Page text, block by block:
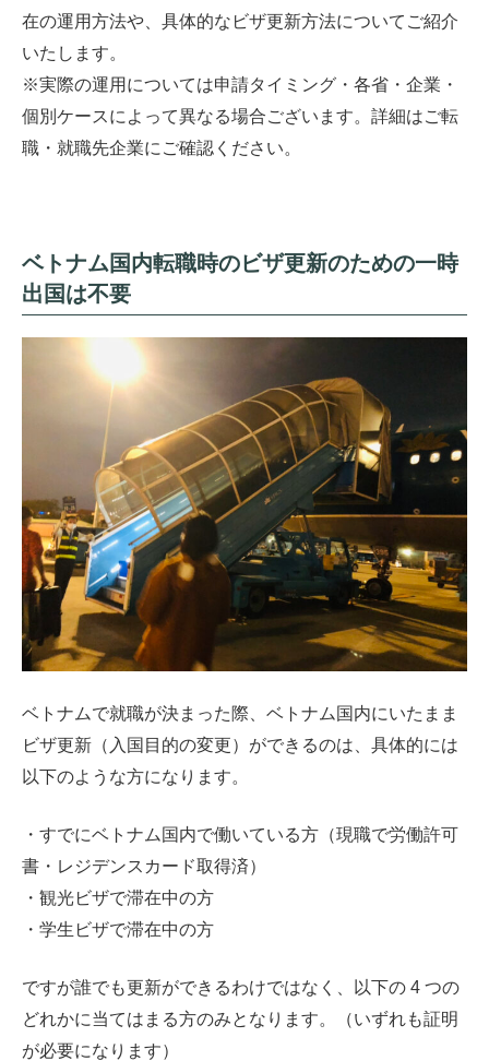
在の運用方法や、具体的なビザ更新方法についてご紹介
いたします。
※実際の運用については申請タイミング・各省・企業・
個別ケースによって異なる場合ございます。詳細はご転
職・就職先企業にご確認ください。
ベトナム国内転職時のビザ更新のための一時
出国は不要
ベトナムで就職が決まった際、ベトナム国内にいたまま
ビザ更新（入国目的の変更）ができるのは、具体的には
以下のような方になります。
・すでにベトナム国内で働いている方（現職で労働許可
書・レジデンスカード取得済）
・観光ビザで滞在中の方
・学生ビザで滞在中の方
ですが誰でも更新ができるわけではなく、以下の 4 つの
どれかに当てはまる方のみとなります。（いずれも証明
が必要になります）